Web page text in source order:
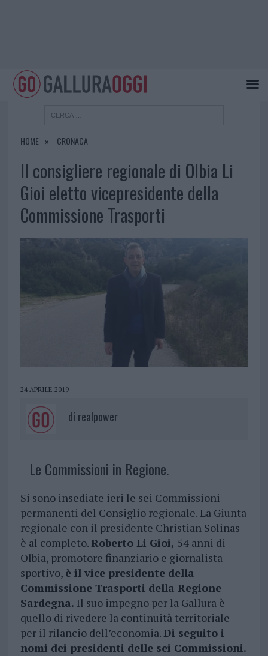
HOME CRONACA
Il consigliere regionale di Olbia Li
Gioi eletto vicepresidente della
Commissione Trasporti
24 APRILE 2019
di realpower
Le Commissioni in Regione.
Si sono insediate ieri le sei Commissioni
permanenti del Consiglio regionale. La Giunta
regionale con il presidente Christian Solinas
è al completo.Roberto Li Gioi, 54 anni di
Olbia, promotore finanziario e giornalista
sportivo, è il vice presidente della
Commissione Trasporti della Regione
Sardegna. Il suo impegno per la Gallura è
quello di rivedere la continuità territoriale
per il rilancio dell’economia.Di seguito i
nomi dei presidenti delle sei Commissioni.